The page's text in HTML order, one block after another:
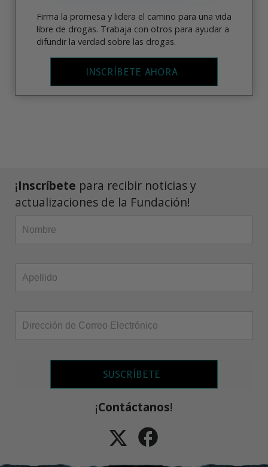
Firma la promesa y lidera el camino para una vida
libre de drogas. Trabaja con otros para ayudar a
difundir la verdad sobre las drogas.
INSCRÍBETE AHORA
¡Inscríbete para recibir noticias y
actualizaciones de la Fundación!
SUSCRÍBETE
¡Contáctanos!